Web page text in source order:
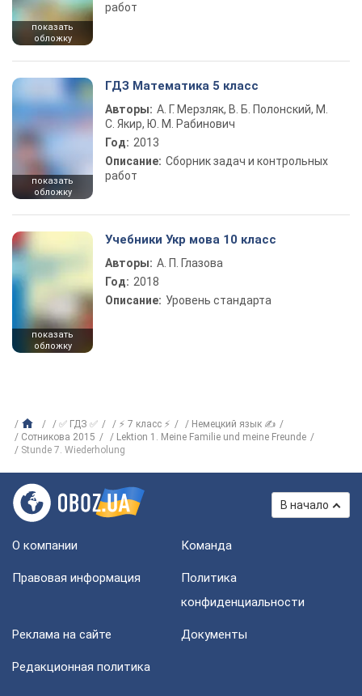
показать
обложку
работ
показать
обложку
ГДЗ Математика 5 класс
Авторы: А. Г. Мерзляк, В. Б. Полонский, М.
С. Якир, Ю. М. Рабинович
Год: 2013
Описание: Сборник задач и контрольных
работ
показать
обложку
Учебники Укр мова 10 класс
Авторы: А. П. Глазова
Год: 2018
Описание: Уровень стандарта
✅ ГДЗ ✅ ⚡ 7 класс ⚡
Немецкий язык ✍
Сотникова 2015
Lektion 1. Meine Familie und meine Freunde
Stunde 7. Wiederholung
В начало
О компании Команда
Правовая информация
Политика
конфиденциальности
Реклама на сайте Документы
Редакционная политика